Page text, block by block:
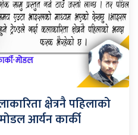
क्षेत्रनै पहिलाको
आर्यन कार्की